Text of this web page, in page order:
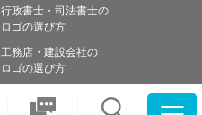
行政書士・司法書士の
ロゴの選び方
工務店・建設会社の
ロゴの選び方